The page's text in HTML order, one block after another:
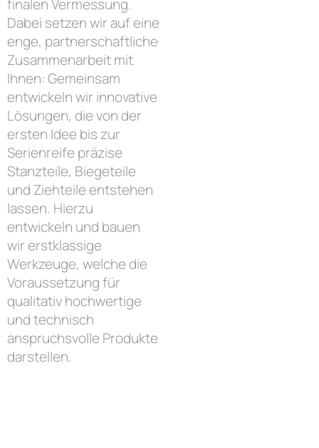
finalen Vermessung.
Dabei setzen wir auf eine
enge, partnerschaftliche
Zusammenarbeit mit
Ihnen: Gemeinsam
entwickeln wir innovative
Lösungen, die von der
ersten Idee bis zur
Serienreife präzise
Stanzteile, Biegeteile
und Ziehteile entstehen
lassen. Hierzu
entwickeln und bauen
wir erstklassige
Werkzeuge, welche die
Voraussetzung für
qualitativ hochwertige
und technisch
anspruchsvolle Produkte
darstellen.